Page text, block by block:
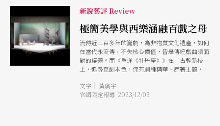
出，抑或是文字。
新銳藝評 Review
極簡美學與西樂涵融百戲之母
流傳近三百多年的崑劇，為非物質文化遺產，如何
在當代永流傳，不失核心價值，皆是傳統戲曲須面
對的議題。而《重逢《牡丹亭》》在「古幹新枝」
上，追尋崑劇本色，保有劇種精華、原著主題，轉
象徵及西樂，與「百戲之母」涵融，昇華戲曲寫意
性，超越生死愛情，讓觀眾窺見更細膩精緻的崑劇
文字 | 黃廣宇
官網限定報導 2023/12/03